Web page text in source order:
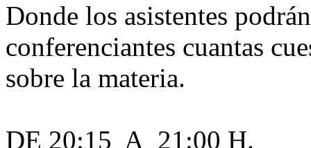
Donde los asistentes
conferenciantes cuantas
sobre la materia.
DE 20:15 A 21:00 H.